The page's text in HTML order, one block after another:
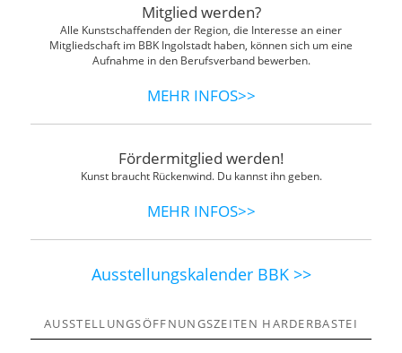
Mitglied werden?
Alle Kunstschaffenden der Region, die Interesse an einer
Mitgliedschaft im BBK Ingolstadt haben, können sich um eine
Aufnahme in den Berufsverband bewerben.
MEHR INFOS>>
Fördermitglied werden!
Kunst braucht Rückenwind. Du kannst ihn geben.
MEHR INFOS>>
Ausstellungskalender BBK >>
AUSSTELLUNGSÖFFNUNGSZEITEN HARDERBASTEI